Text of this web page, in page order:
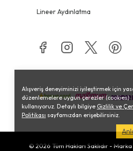
Alışveriş deneyiminizi iyileştirmek için
düzenlemelere uygun çerezler (cookies)
kullanıyoruz. Detaylı bilgiye Gizlilik ve
Politikası sayfamızdan erişebilirsiniz.
Lineer Aydınlatma
© 2026 Tüm Hakları Saklıdır -